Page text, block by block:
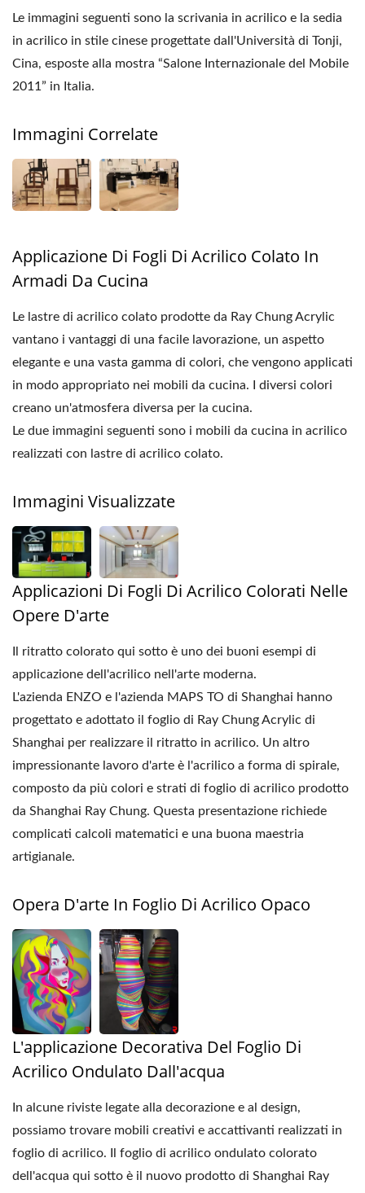
Le immagini seguenti sono la scrivania in acrilico e la sedia
in acrilico in stile cinese progettate dall'Università di Tonji,
Cina, esposte alla mostra “Salone Internazionale del Mobile
2011” in Italia.
Immagini Correlate
Applicazione Di Fogli Di Acrilico Colato In
Armadi Da Cucina
Le lastre di acrilico colato prodotte da Ray Chung Acrylic
vantano i vantaggi di una facile lavorazione, un aspetto
elegante e una vasta gamma di colori, che vengono applicati
in modo appropriato nei mobili da cucina. I diversi colori
creano un'atmosfera diversa per la cucina.
Le due immagini seguenti sono i mobili da cucina in acrilico
realizzati con lastre di acrilico colato.
Immagini Visualizzate
Applicazioni Di Fogli Di Acrilico Colorati Nelle
Opere D'arte
Il ritratto colorato qui sotto è uno dei buoni esempi di
applicazione dell'acrilico nell'arte moderna.
L'azienda ENZO e l'azienda MAPS TO di Shanghai hanno
progettato e adottato il foglio di Ray Chung Acrylic di
Shanghai per realizzare il ritratto in acrilico. Un altro
impressionante lavoro d'arte è l'acrilico a forma di spirale,
composto da più colori e strati di foglio di acrilico prodotto
da Shanghai Ray Chung. Questa presentazione richiede
complicati calcoli matematici e una buona maestria
artigianale.
Opera D'arte In Foglio Di Acrilico Opaco
L'applicazione Decorativa Del Foglio Di
Acrilico Ondulato Dall'acqua
In alcune riviste legate alla decorazione e al design,
possiamo trovare mobili creativi e accattivanti realizzati in
foglio di acrilico. Il foglio di acrilico ondulato colorato
dell'acqua qui sotto è il nuovo prodotto di Shanghai Ray